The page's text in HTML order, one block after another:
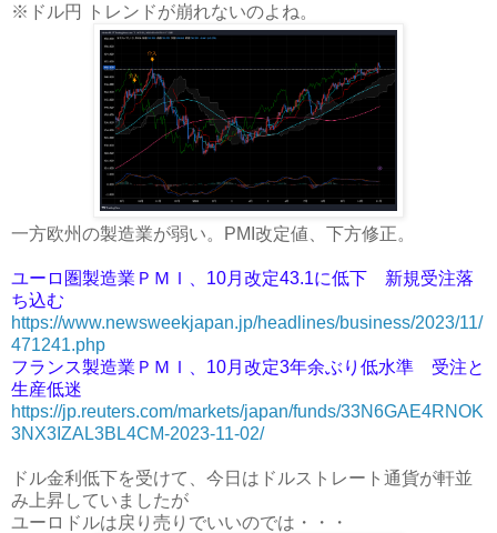
※ドル円 トレンドが崩れないのよね。
一方欧州の製造業が弱い。PMI改定値、下方修正。
ユーロ圏製造業ＰＭＩ、10月改定43.1に低下 新規受注落
ち込む
https://www.newsweekjapan.jp/headlines/business/2023/11/
471241.php
フランス製造業ＰＭＩ、10月改定3年余ぶり低水準 受注と
生産低迷
https://jp.reuters.com/markets/japan/funds/33N6GAE4RNOK
3NX3IZAL3BL4CM-2023-11-02/
ドル金利低下を受けて、今日はドルストレート通貨が軒並
み上昇していましたが
ユーロドルは戻り売りでいいのでは・・・